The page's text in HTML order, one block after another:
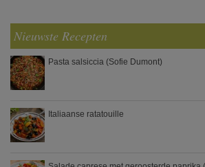
Nieuwste Recepten
Pasta salsiccia (Sofie Dumont)
Italiaanse ratatouille